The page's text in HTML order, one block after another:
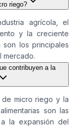
riego?
agrícola, el
y la creciente
los principales
mercado.
contribuyen a la
de micro riego y la
son las
la expansión del